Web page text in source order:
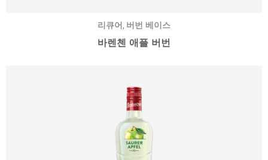
리큐어, 버번 베이스
바렌첸 애플 버번